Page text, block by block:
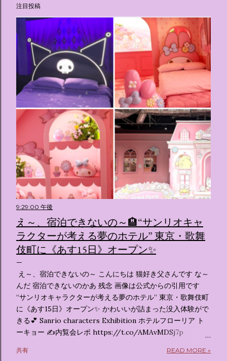
注目投稿
9:29:00 午後
え～、宿泊できないの～🏨“サンリオキャ
ラクターが考える夢のホテル” 東京・歌舞
伎町に《あす15日》オープン✨️
え～、宿泊できないの～ こんにちは 猫好き父さんです な～
んだ 宿泊できないのかあ 残念 画像は公式からの引用です
“サンリオキャラクターが考える夢のホテル” 東京・歌舞伎町
に《あす15日》オープン✨️ かわいいが詰まった没入体験がで
きる💕 Sanrio characters Exhibition ホテルフローリア ト
ーキョー ✍️内覧会レポ https://t.co/AMAvMDSj7p
pic.twitter.com/sKx7uXeXHW — オリコンニュース
(@oricon) July 14, 2026 ホテルフローリア トーキョー
共有 READ MORE »